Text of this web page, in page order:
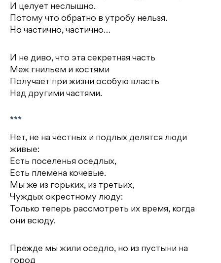
И целует неслышно.
Потому что обратно в утробу нельзя.
Но частично, частично…
И не диво, что эта секретная часть
Меж гнильем и костями
Получает при жизни особую власть
Над другими частями.
***
Нет, не на честных и подлых делятся люди
живые:
Есть поселенья оседлых,
Есть племена кочевые.
Мы же из горьких, из третьих,
Чуждых окрестному люду:
Только теперь рассмотреть их время, когда
они всюду.
Прежде мы жили оседло, но из пустыни на
город